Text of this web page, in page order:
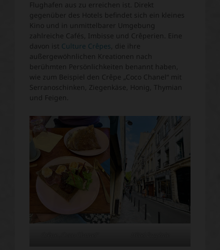
Flughafen aus zu erreichen ist. Direkt
gegenüber des Hotels befindet sich ein kleines
Kino und in unmittelbarer Umgebung
zahlreiche Cafés, Imbisse und Crêperien. Eine
davon ist Culture Crêpes, die ihre
außergewöhnlichen Kreationen nach
berühmten Persönlichkeiten benannt haben,
wie zum Beispiel den Crêpe „Coco Chanel“ mit
Serranoschinken, Ziegenkäse, Honig, Thymian
und Feigen.